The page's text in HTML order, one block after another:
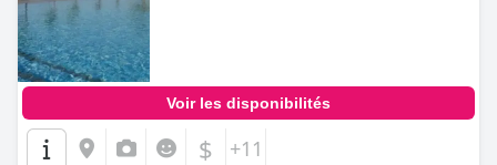
Voir les disponibilités
$ +11